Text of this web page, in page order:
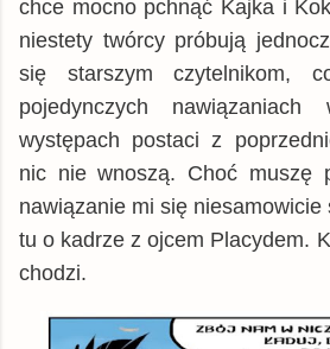
chce mocno pchnąć Kajka i
niestety twórcy próbują
się starszym czytelnikom,
pojedynczych
występach postaci z
nic nie wnoszą. Choć muszę
nawiązanie mi się niesamowicie
tu o kadrze z ojcem Placydem.
chodzi.